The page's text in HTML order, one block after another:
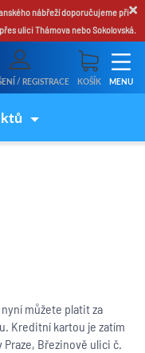
×
nábřeží doporučujeme při
ulici Thámova nebo Sokolovská.
/ REGISTRACE KOŠÍK MENU
můžete platit za
Kreditní kartou je zatím
Březinově ulici č.